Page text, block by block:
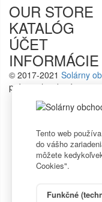
Tento web
do vášho
môžete
Cookies".
Funkčné
OUR STORE
KATALÓG
ÚČET
INFORMÁCIE
© 2017-2021 Solárny
práva vyhradené.